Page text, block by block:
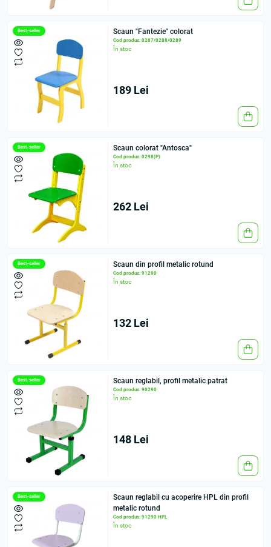
Best-seller Scaun "Fantezie" colorat
Cod produs: 0287/0288/0289
În stoc
189 Lei
Best-seller Scaun colorat "Antosca"
Cod produs: 0298(Р)
În stoc
262 Lei
Best-seller Scaun din profil metalic rotund
Cod produs: 91290
În stoc
132 Lei
Best-seller Scaun reglabil, profil metalic patrat
Cod produs: 90290
În stoc
148 Lei
Best-seller
Scaun reglabil cu acoperire HPL din profil
metalic rotund
Cod produs: 91290 HPL
În stoc